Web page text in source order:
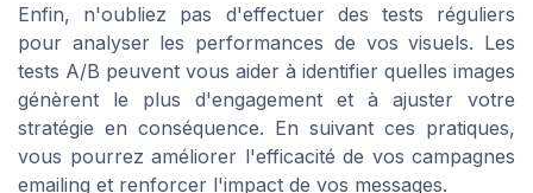
Enfin, n'oubliez pas d'effectuer des tests réguliers
pour analyser les performances de vos visuels. Les
tests A/B peuvent vous aider à identifier quelles images
génèrent le plus d'engagement et à ajuster votre
stratégie en conséquence. En suivant ces pratiques,
vous pourrez améliorer l'efficacité de vos campagnes
emailing et renforcer l'impact de vos messages.